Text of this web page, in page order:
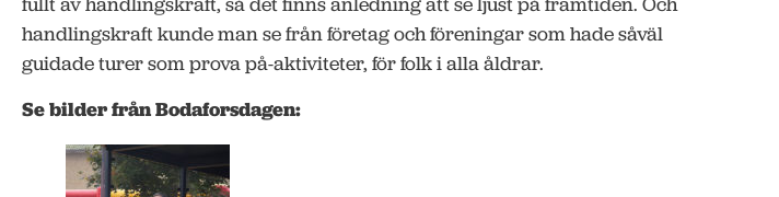
handlingskraft kunde man se från företag och föreningar som hade såväl
guidade turer som prova på-aktiviteter, för folk i alla åldrar.
Se bilder från Bodaforsdagen: